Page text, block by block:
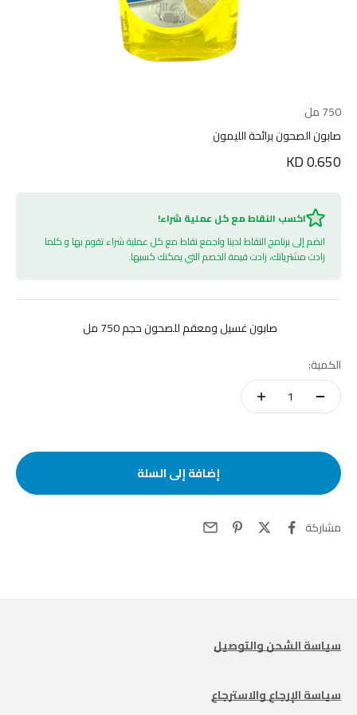
750 مل
صابون الصحون برائحة الليمون
السعر بعد الخصم
0.650 KD
اكسب النقاط مع كل عملية شراء!
انضم إلى برنامج النقاط لدينا واجمع نقاط مع كل عملية شراء تقوم بها و كلما
زادت مشترياتك، زادت قيمة الخصم التي يمكنك كسبها.
صابون غسيل ومعقم للصحون حجم 750 مل
الكمية:
إضافة إلى السلة
مشاركة
سياسة الشحن والتوصيل
سياسة الإرجاع والاسترجاع